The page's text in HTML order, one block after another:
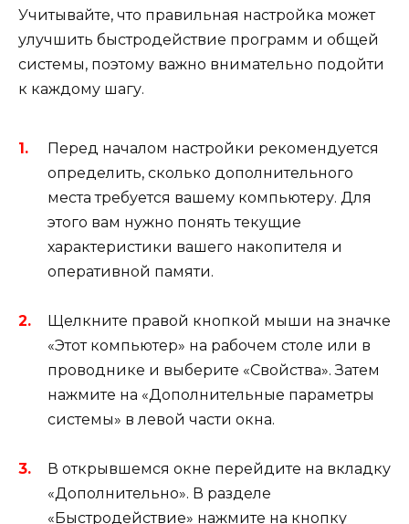
Учитывайте, что правильная настройка может
улучшить быстродействие программ и общей
системы, поэтому важно внимательно подойти
к каждому шагу.
Перед началом настройки рекомендуется
определить, сколько дополнительного
места требуется вашему компьютеру. Для
этого вам нужно понять текущие
характеристики вашего накопителя и
оперативной памяти.
Щелкните правой кнопкой мыши на значке
«Этот компьютер» на рабочем столе или в
проводнике и выберите «Свойства». Затем
нажмите на «Дополнительные параметры
системы» в левой части окна.
В открывшемся окне перейдите на вкладку
«Дополнительно». В разделе
«Быстродействие» нажмите на кнопку